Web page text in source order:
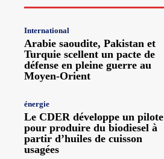
International
Arabie saoudite, Pakistan et
Turquie scellent un pacte de
défense en pleine guerre au
Moyen-Orient
énergie
Le CDER développe un pilote
pour produire du biodiesel à
partir d’huiles de cuisson
usagées